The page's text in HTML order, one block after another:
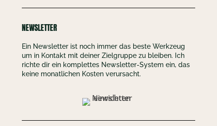
NEWSLETTER
Ein Newsletter ist noch immer das beste Werkzeug
um in Kontakt mit deiner Zielgruppe zu bleiben. Ich
richte dir ein komplettes Newsletter-System ein, das
keine monatlichen Kosten verursacht.